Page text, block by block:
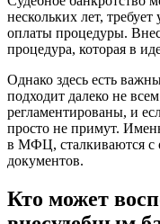
нескольких лет,
оплаты процедуры.
процедура, которая в
Однако здесь есть
подходит далеко не
регламентированы, и
просто не примут.
в МФЦ, сталкиваются с
документов.
Кто может